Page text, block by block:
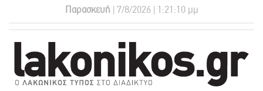
Παρασκευή | 7/8/2026 | 1:21:10 μμ